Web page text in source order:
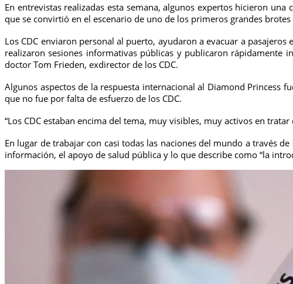
En entrevistas realizadas esta semana, algunos expertos hicieron
que se convirtió en el escenario de uno de los primeros grandes brotes
Los CDC enviaron personal al puerto, ayudaron a evacuar a
realizaron sesiones informativas públicas y publicaron rápidamente
doctor Tom Frieden, exdirector de los CDC.
Algunos aspectos de la respuesta internacional al Diamond Princess
que no fue por falta de esfuerzo de los CDC.
“Los CDC estaban encima del tema, muy visibles, muy activos en
En lugar de trabajar con casi todas las naciones del mundo a través
información, el apoyo de salud pública y lo que describe como “la